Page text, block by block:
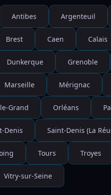
Antibes Argenteuil
Brest Caen Calais
Dunkerque Grenoble
Marseille Mérignac
Grand Orléans
Denis Saint-Denis (La
Tours Troyes
Vitry-sur-Seine